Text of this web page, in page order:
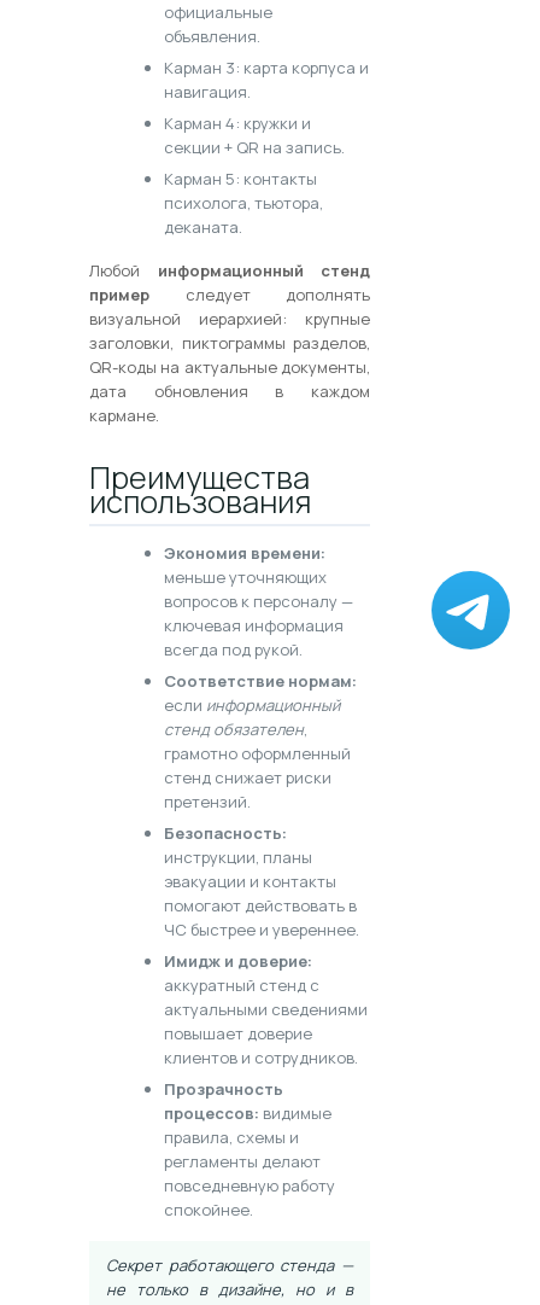
официальные
объявления.
Карман 3: карта корпуса и
навигация.
Карман 4: кружки и
секции + QR на запись.
Карман 5: контакты
психолога, тьютора,
деканата.
Любой информационный стенд
пример следует дополнять
визуальной иерархией: крупные
заголовки, пиктограммы разделов,
QR-коды на актуальные документы,
дата обновления в каждом
кармане.
Преимущества
использования
Экономия времени:
меньше уточняющих
вопросов к персоналу —
ключевая информация
всегда под рукой.
Соответствие нормам:
если информационный
стенд обязателен,
грамотно оформленный
стенд снижает риски
претензий.
Безопасность:
инструкции, планы
эвакуации и контакты
помогают действовать в
ЧС быстрее и увереннее.
Имидж и доверие:
аккуратный стенд с
актуальными сведениями
повышает доверие
клиентов и сотрудников.
Прозрачность
процессов: видимые
правила, схемы и
регламенты делают
повседневную работу
спокойнее.
Секрет работающего стенда —
не только в дизайне, но и в